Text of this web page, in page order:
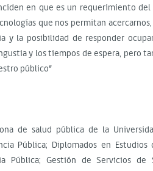
en que es un requerimiento del
que nos permitan
y la posibilidad de responder
y los tiempos de espera, pero
público”
de salud pública de la
Pública; Diplomados en Estudios
Pública; Gestión de Servicios de